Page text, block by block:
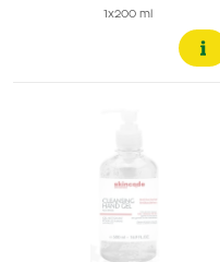
1x200 ml